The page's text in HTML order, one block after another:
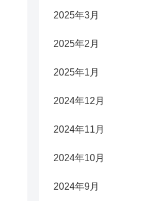
2025年3月
2025年2月
2025年1月
2024年12月
2024年11月
2024年10月
2024年9月